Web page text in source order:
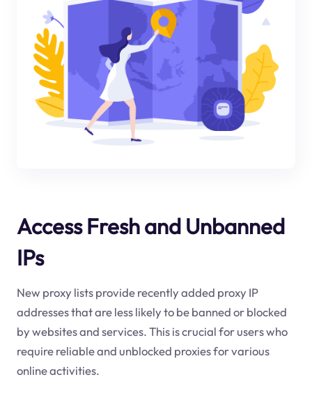
Access Fresh and Unbanned
IPs
New proxy lists provide recently added proxy IP
addresses that are less likely to be banned or blocked
by websites and services. This is crucial for users who
require reliable and unblocked proxies for various
online activities.